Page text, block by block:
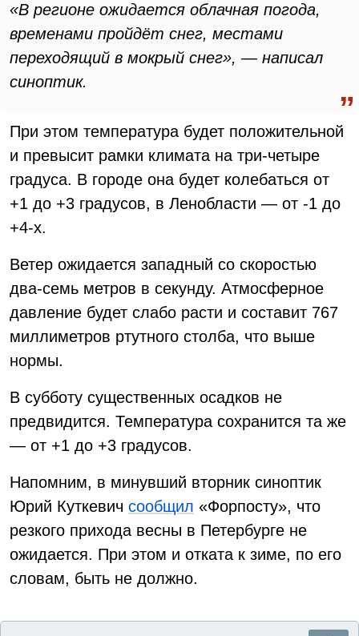
«В регионе ожидается облачная погода,
временами пройдёт снег, местами
переходящий в мокрый снег», — написал
синоптик.
При этом температура будет положительной
и превысит рамки климата на три-четыре
градуса. В городе она будет колебаться от
+1 до +3 градусов, в Ленобласти — от -1 до
+4-х.
Ветер ожидается западный со скоростью
два-семь метров в секунду. Атмосферное
давление будет слабо расти и составит 767
миллиметров ртутного столба, что выше
нормы.
В субботу существенных осадков не
предвидится. Температура сохранится та же
— от +1 до +3 градусов.
Напомним, в минувший вторник синоптик
Юрий Куткевич сообщил «Форпосту», что
резкого прихода весны в Петербурге не
ожидается. При этом и отката к зиме, по его
словам, быть не должно.